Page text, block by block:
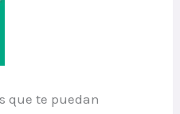
que te puedan